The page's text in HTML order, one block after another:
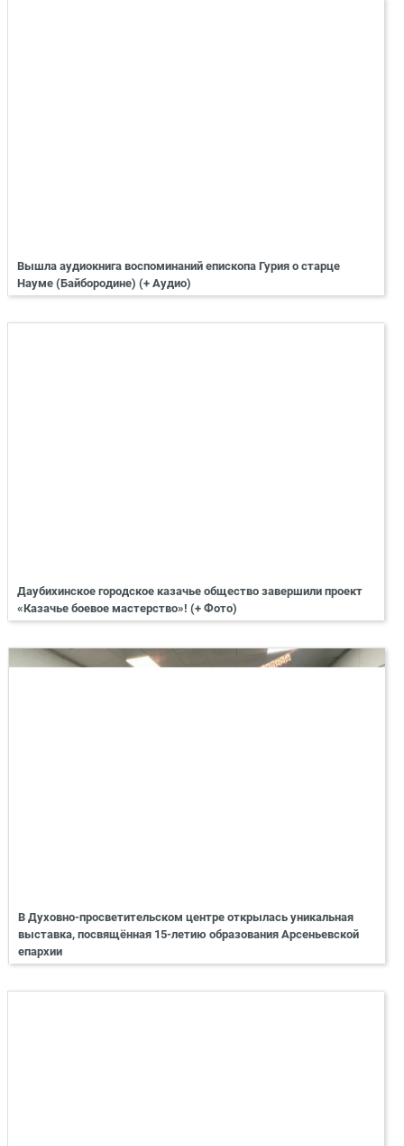
Вышла аудиокнига воспоминаний епископа Гурия о старце
Науме (Байбородине) (+ Аудио)
Даубихинское городское казачье общество завершили проект
«Казачье боевое мастерство»! (+ Фото)
В Духовно-просветительском центре открылась уникальная
выставка, посвящённая 15-летию образования Арсеньевской
епархии